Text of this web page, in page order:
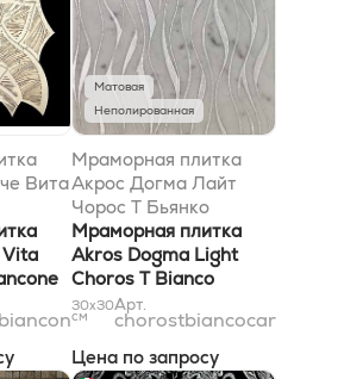
Вита
Vita
Матовая
Неполированная
Мраморная плитка
Акрос Догма Лайт
Чорос T Бьянко
Каррара Сильвер
30,5x30,5
Мраморная плитка
Akros Dogma Light
Choros T Bianco
Carrara Silver
30,5x30,5
30x30
см
Арт.
Цена по запросу